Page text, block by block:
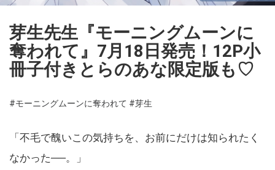
芽生先生『モーニングムーンに
奪われて』7月18日発売！12P小
冊子付きとらのあな限定版も♡
#モーニングムーンに奪われて #芽生
「不毛で醜いこの気持ちを、お前にだけは知られたく
なかった──。」